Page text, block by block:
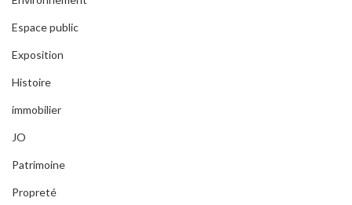
Espace public
Exposition
Histoire
immobilier
JO
Patrimoine
Propreté